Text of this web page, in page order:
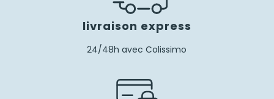
livraison express
24/48h avec Colissimo